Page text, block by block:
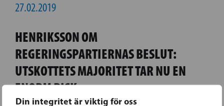
Din integritet är viktig för oss
27.02.2019
HENRIKSSON OM
REGERINGSPARTIERNAS BESLUT:
UTSKOTTETS MAJORITET TAR NU EN
ENORM RISK